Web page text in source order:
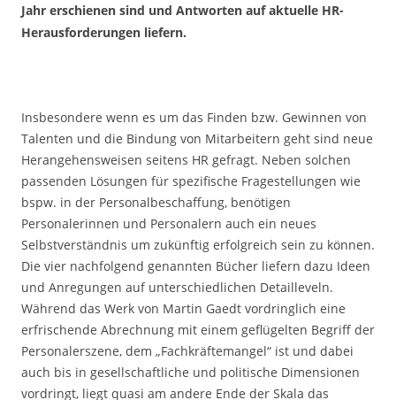
Jahr erschienen sind und Antworten auf aktuelle HR-
Herausforderungen liefern.
Insbesondere wenn es um das Finden bzw. Gewinnen von
Talenten und die Bindung von Mitarbeitern geht sind neue
Herangehensweisen seitens HR gefragt. Neben solchen
passenden Lösungen für spezifische Fragestellungen wie
bspw. in der Personalbeschaffung, benötigen
Personalerinnen und Personalern auch ein neues
Selbstverständnis um zukünftig erfolgreich sein zu können.
Die vier nachfolgend genannten Bücher liefern dazu Ideen
und Anregungen auf unterschiedlichen Detailleveln.
Während das Werk von Martin Gaedt vordringlich eine
erfrischende Abrechnung mit einem geflügelten Begriff der
Personalerszene, dem „Fachkräftemangel“ ist und dabei
auch bis in gesellschaftliche und politische Dimensionen
vordringt, liegt quasi am andere Ende der Skala das